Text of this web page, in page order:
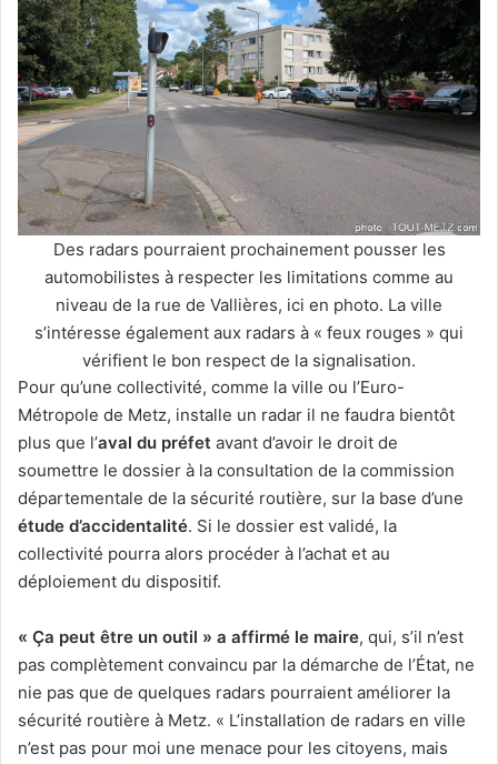
Des radars pourraient prochainement pousser les
automobilistes à respecter les limitations comme au
niveau de la rue de Vallières, ici en photo. La ville
s’intéresse également aux radars à « feux rouges » qui
vérifient le bon respect de la signalisation.
Pour qu’une collectivité, comme la ville ou l’Euro-
Métropole de Metz, installe un radar il ne faudra bientôt
plus que l’aval du préfet avant d’avoir le droit de
soumettre le dossier à la consultation de la commission
départementale de la sécurité routière, sur la base d’une
étude d’accidentalité. Si le dossier est validé, la
collectivité pourra alors procéder à l’achat et au
déploiement du dispositif.
« Ça peut être un outil » a affirmé le maire, qui, s’il n’est
pas complètement convaincu par la démarche de l’État, ne
nie pas que de quelques radars pourraient améliorer la
sécurité routière à Metz. « L’installation de radars en ville
n’est pas pour moi une menace pour les citoyens, mais